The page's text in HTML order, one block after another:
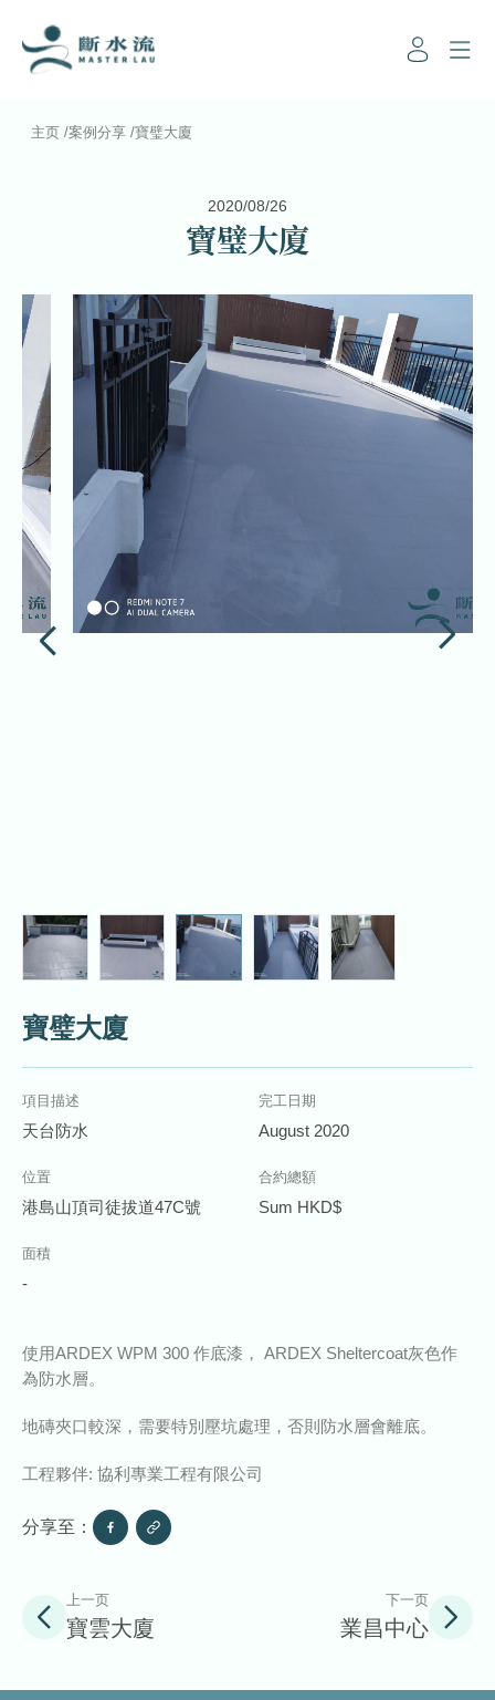
主页 /案例分享 /寶璧大廈
2020/08/26
寶璧大廈
寶璧大廈
項目描述
天台防水
完工日期
August 2020
位置
港島山頂司徒拔道47C號
合約總額
Sum HKD$
面積
-
使用ARDEX WPM 300 作底漆， ARDEX Sheltercoat灰色作
為防水層。
地磚夾口較深，需要特別壓坑處理，否則防水層會離底。
工程夥伴: 協利專業工程有限公司
分享至：
上一页
寶雲大廈
下一页
業昌中心